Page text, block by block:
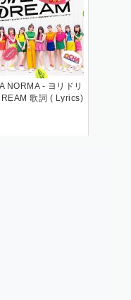
NORMA - ヨリドリ
歌詞 ( Lyrics)